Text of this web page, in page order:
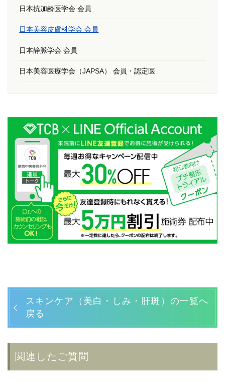
日本抗加齢医学会 会員
日本美容皮膚科学会 会員
日本静脈学会 会員
日本美容医療学会（JAPSA） 会員・認定医
スキンケア（美白・しみ・肝斑）の一覧へ
戻る
関連したご質問